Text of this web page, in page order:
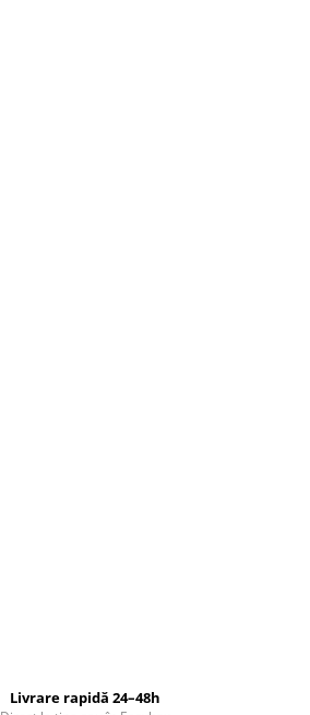
Livrare rapidă 24–48h